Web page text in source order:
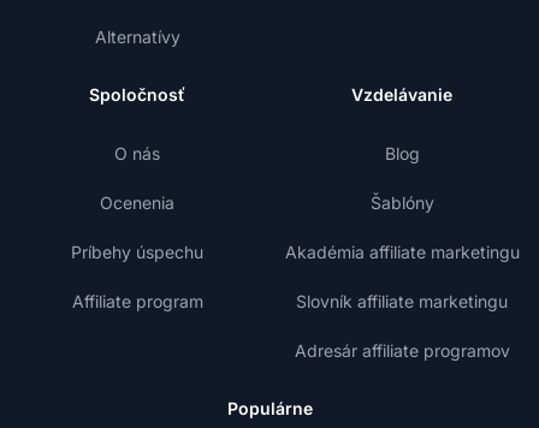
Alternatívy
Spoločnosť
O nás
Ocenenia
Príbehy úspechu
Affiliate program
Vzdelávanie
Blog
Šablóny
Akadémia affiliate marketingu
Slovník affiliate marketingu
Adresár affiliate programov
Populárne